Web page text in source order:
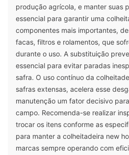
produção agrícola, e manter suas
essencial para garantir uma
componentes mais importantes,
facas, filtros e rolamentos, que
durante o uso. A substituição
essencial para evitar paradas
safra. O uso contínuo da
safras extensas, acelera esse
manutenção um fator decisivo
campo. Recomenda-se realizar
trocar os itens conforme as
para manter a colheitadeira new
marcas sempre operando com